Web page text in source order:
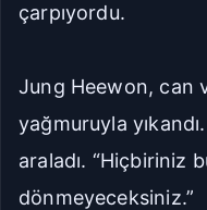
çarpıyordu.
Jung Heewon, can
yağmuruyla
araladı. “Hiçbiriniz
dönmeyeceksiniz.”